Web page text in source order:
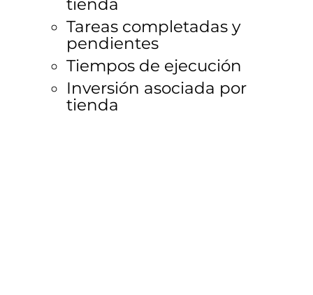
tienda
Tareas completadas y
pendientes
Tiempos de ejecución
Inversión asociada por
tienda